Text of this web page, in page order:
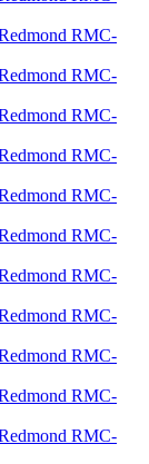
RMC-
RMC-
RMC-
RMC-
RMC-
RMC-
RMC-
RMC-
RMC-
RMC-
RMC-